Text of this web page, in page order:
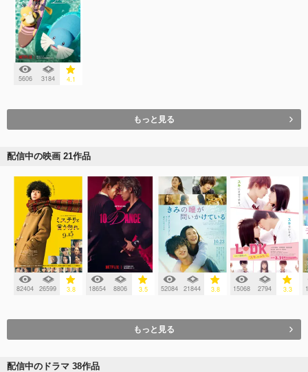
5606 3184 4.1
もっと見る
配信中の映画 21作品
82404 26599 3.8 18654 8806 3.5 52084 21844 3.8 15068 2794 3.3
もっと見る
配信中のドラマ 38作品